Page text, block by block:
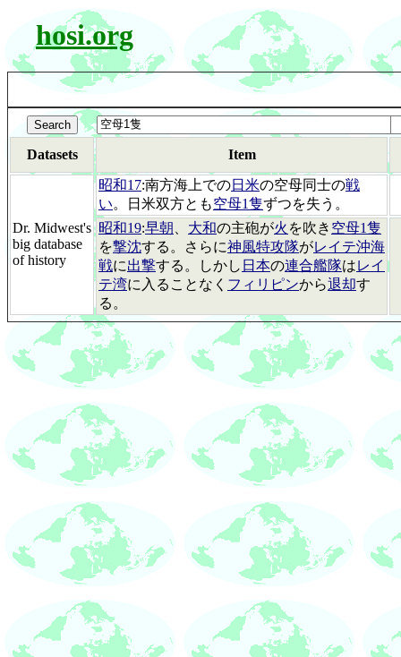
hosi.org
Datasets Item
Dr. Midwest's
big database
of history
昭和17:南方海上での日米の空母同士の戦
い。日米双方とも空母1隻ずつを失う。
昭和19:早朝 大和の主砲が火 を吹き 空母1隻
を撃沈する。さらに神風特攻隊がレイテ沖海
戦に出撃する。しかし 日本の連合艦隊はレイ
テ湾に入ることなく フィリピンから退却す
る。